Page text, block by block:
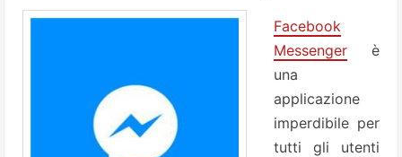
Facebook
Messenger è
una
applicazione
imperdibile per
tutti gli utenti